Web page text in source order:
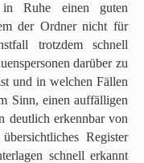
Ruhe einen guten
der Ordner nicht für
trotzdem schnell
darüber zu
und in welchen Fällen
Sinn, einen auffälligen
deutlich erkennbar von
Register
schnell erkannt